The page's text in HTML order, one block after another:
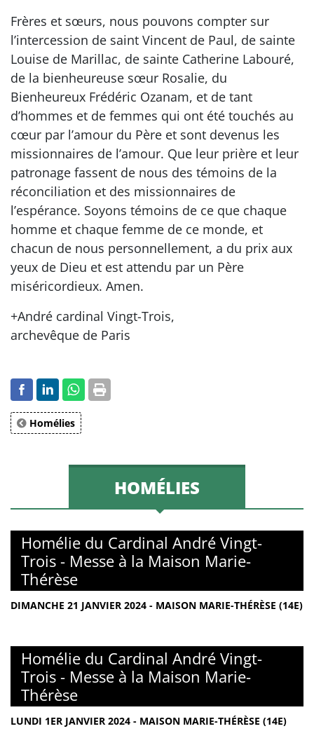
Frères et sœurs, nous pouvons compter sur
l’intercession de saint Vincent de Paul, de sainte
Louise de Marillac, de sainte Catherine Labouré,
de la bienheureuse sœur Rosalie, du
Bienheureux Frédéric Ozanam, et de tant
d’hommes et de femmes qui ont été touchés au
cœur par l’amour du Père et sont devenus les
missionnaires de l’amour. Que leur prière et leur
patronage fassent de nous des témoins de la
réconciliation et des missionnaires de
l’espérance. Soyons témoins de ce que chaque
homme et chaque femme de ce monde, et
chacun de nous personnellement, a du prix aux
yeux de Dieu et est attendu par un Père
miséricordieux. Amen.
+André cardinal Vingt-Trois,
archevêque de Paris
Homélies
HOMÉLIES
Homélie du Cardinal André Vingt-
Trois - Messe à la Maison Marie-
Thérèse
DIMANCHE 21 JANVIER 2024 - MAISON MARIE-THÉRÈSE (14E)
Homélie du Cardinal André Vingt-
Trois - Messe à la Maison Marie-
Thérèse
LUNDI 1ER JANVIER 2024 - MAISON MARIE-THÉRÈSE (14E)